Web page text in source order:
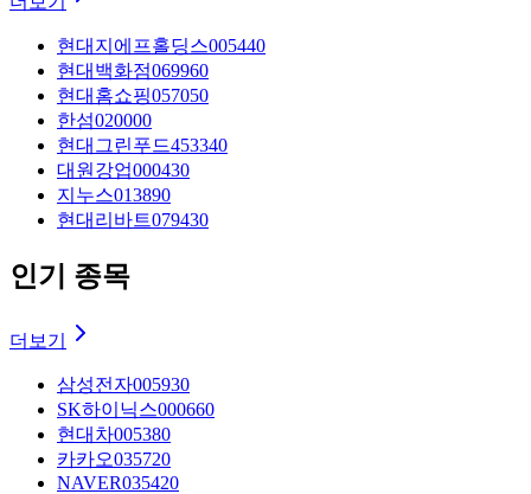
현대지에프홀딩스005440
현대백화점069960
현대홈쇼핑057050
한섬020000
현대그린푸드453340
대원강업000430
지누스013890
현대리바트079430
인기 종목
더보기
삼성전자005930
SK하이닉스000660
현대차005380
카카오035720
NAVER035420